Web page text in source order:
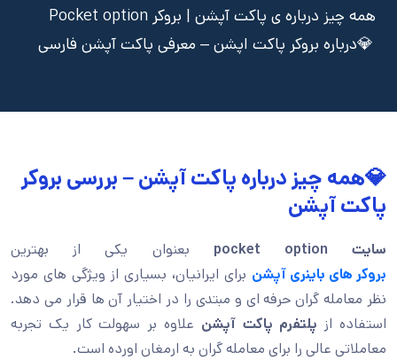
همه چیز درباره ی پاکت آپشن | بروکر Pocket option
💎درباره بروکر پاکت اپشن – معرفی پاکت آپشن فارسی
💎همه چیز درباره پاکت آپشن – بررسی بروکر
پاکت آپشن
سایت pocket option
بعنوان یکی از بهترین
بروکر های باینری آپشن برای ایرانیان، بسیاری از ویژگی های مورد
نظر معامله گران حرفه ای و مبتدی را در اختیار آن ها قرار می دهد.
استفاده از پلتفرم پاکت آپشن علاوه بر سهولت کار یک تجربه
معاملاتی عالی را برای معامله گران به ارمغان اورده است.